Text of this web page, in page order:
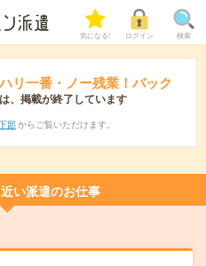
気になる! ログイン 検索
リ一番・ノー残業！バック
、掲載が終了しています
部 からご覧いただけます。
い派遣のお仕事